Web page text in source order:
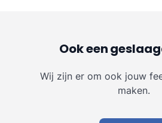
Ook een
Wij zijn er om ook jouw
maken.